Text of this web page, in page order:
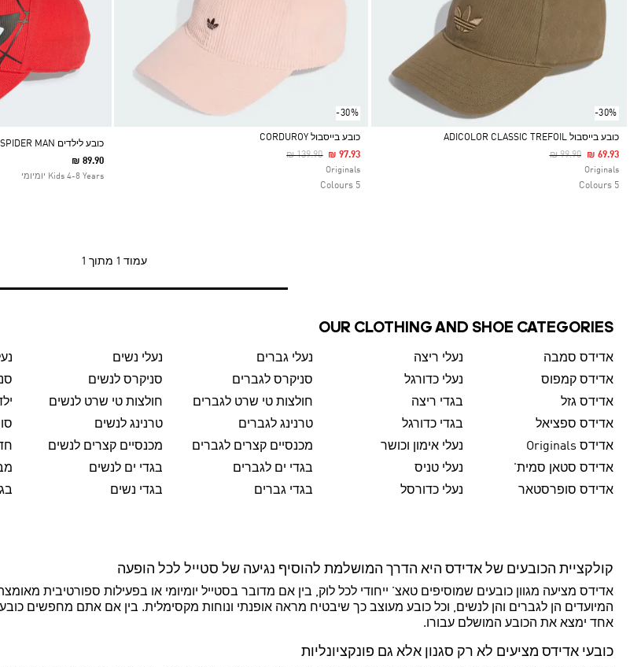
-30%
Selected
כובע בייסבול ADICOLOR CLASSIC TREFOIL
Price Reduced From
₪ 99.90To₪ 69.93
Originals
5 Colours
-30%
Selected
כובע בייסבול CORDUROY
Price Reduced From
₪ 139.90To₪ 97.93
Originals
5 Colours
כובע לילדים ADIDAS MARVEL SPIDER MAN
₪ 89.90
Kids 4-8 Years יומיומי
עמוד 1 מתוך 1
OUR CLOTHING AND SHOE CATEGORIES
אדידס סמבה נעלי ריצה נעלי גברים נעלי נשים
אדידס קמפוס
נעלי כדורגל סניקרס לגברים סניקרס לנשים
אדידס גזל
בגדי ריצה חולצות טי שרט לגברים חולצות טי שרט לנשים
אדידס ספציאל
בגדי כדורגל טרנינג לגברים טרנינג לנשים
אדידס Originals
נעלי אימון וכושר מכנסיים קצרים לגברים מכנסיים קצרים לנשים
אדידס סטאן סמית'
נעלי טניס בגדי ים לגברים בגדי ים לנשים
אדידס סופרסטאר
נעלי כדורסל בגדי גברים בגדי נשים
קולקציית הכובעים של אדידס היא הדרך המושלמת להוסיף נגיעה של סטייל לכל הופעה
אדידס מציעה מגוון כובעים שמוסיפים טאצ' ייחודי לכל לוק, בין אם מדובר בסטייל יומיומי או בפעילות ספורטיבית
המיועדים הן לגברים והן לנשים, וכל כובע מעוצב כך שיבטיח מראה אופנתי ונוחות מקסימלית. בין אם אתם מחפשים
אחד ימצא את הכובע המושלם עבורו.
כובעי אדידס מציעים לא רק סגנון אלא גם פונקציונליות